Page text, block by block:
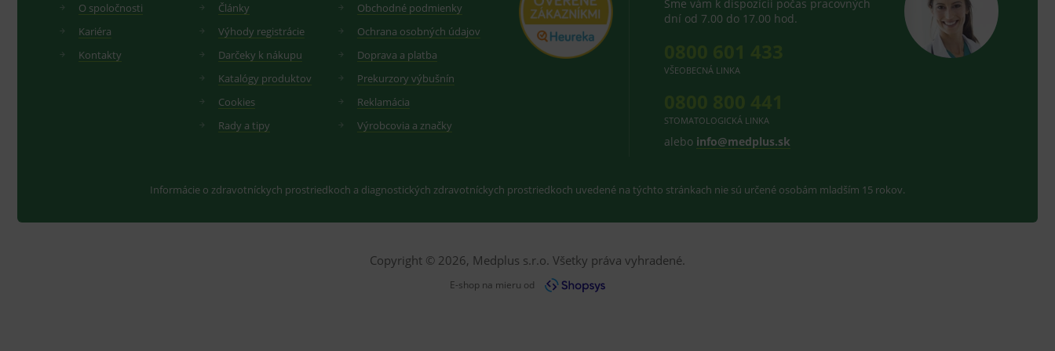
O spoločnosti
Kariéra
Kontakty
Články
Výhody registrácie
Darčeky k nákupu
Katalógy produktov
Cookies
Rady a tipy
Obchodné podmienky
Ochrana osobných údajov
Doprava a platba
Prekurzory výbušnín
Reklamácia
Výrobcovia a značky
Sme vám k dispozícii počas pracovných
dní od 7.00 do 17.00 hod.
VŠEOBECNÁ LINKA
STOMATOLOGICKÁ LINKA
alebo info@medplus.sk
Informácie o zdravotníckych prostriedkoch a diagnostických zdravotníckych prostriedkoch uvedené na týchto stránkach nie sú určené osobám mladším 15 rokov.
Copyright © 2026, Medplus s.r.o. Všetky práva vyhradené.
E-shop na mieru od